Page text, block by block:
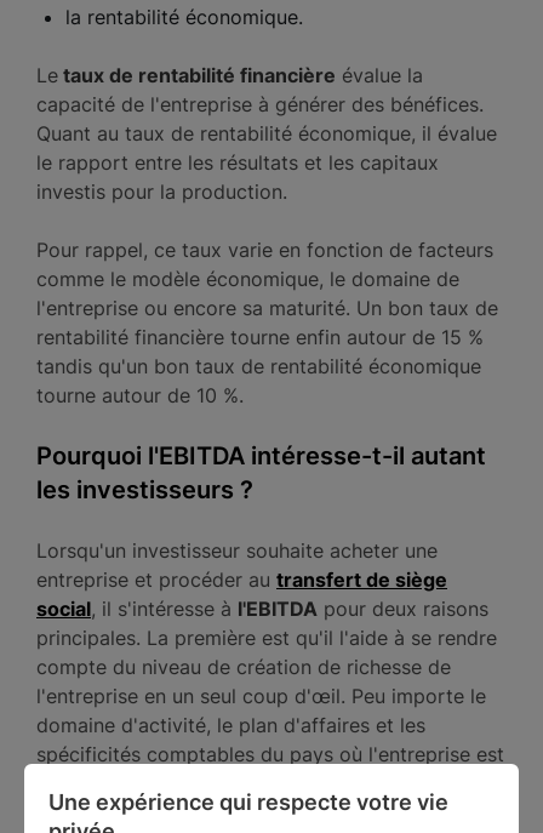
la rentabilité économique.
Le taux de rentabilité financière évalue la
capacité de l'entreprise à générer des bénéfices.
Quant au taux de rentabilité économique, il évalue
le rapport entre les résultats et les capitaux
investis pour la production.
Pour rappel, ce taux varie en fonction de facteurs
comme le modèle économique, le domaine de
l'entreprise ou encore sa maturité. Un bon taux de
rentabilité financière tourne enfin autour de 15 %
tandis qu'un bon taux de rentabilité économique
tourne autour de 10 %.
Pourquoi l'EBITDA intéresse-t-il autant
les investisseurs ?
Lorsqu'un investisseur souhaite acheter une
entreprise et procéder au transfert de siège
social, il s'intéresse à l'EBITDA pour deux raisons
principales. La première est qu'il l'aide à se rendre
compte du niveau de création de richesse de
l'entreprise en un seul coup d'œil. Peu importe le
domaine d'activité, le plan d'affaires et les
spécificités comptables du pays où l'entreprise est
appréhender sa rentabilité.
Une expérience qui respecte votre vie